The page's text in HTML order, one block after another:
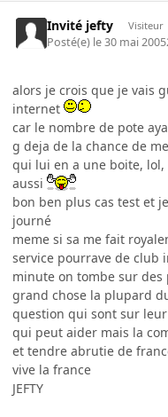
Invité jefty Visiteur
Posté(e) le 30 mai 2005
alors je crois que je vais
internet
car le nombre de pote
g deja de la chance de
qui lui en a une boite,
aussi
bon ben plus cas test et
journé
meme si sa me fait
service pourrave de club
minute on tombe sur
grand chose la plupard
question qui sont sur
qui peut aider mais la
et tendre abrutie de
vive la france
JEFTY